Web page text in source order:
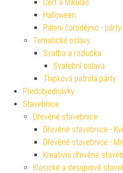
Čert a Mikuláš
Halloween
Pálení čarodějnic - párty
Tematické oslavy
Svatba a rozlučka
Svatební oslava
Tlapková patrola párty
Předobjednávky
Stavebnice
Dřevěné stavebnice
Dřevěné stavebnice -
Dřevěné stavebnice -
Kreativní dřevěné
Klasické a designové